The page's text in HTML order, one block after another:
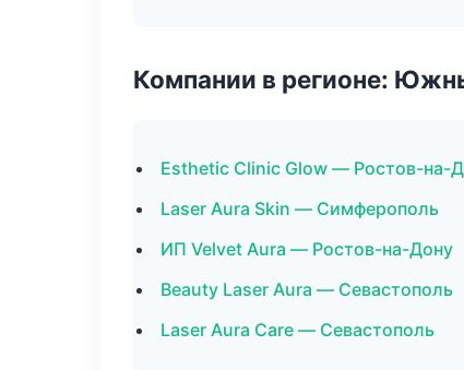
Компании в регионе:
Esthetic Clinic Glow — Ростов-на-
Laser Aura Skin — Симферополь
ИП Velvet Aura — Ростов-на-Дону
Beauty Laser Aura — Севастополь
Laser Aura Care — Севастополь